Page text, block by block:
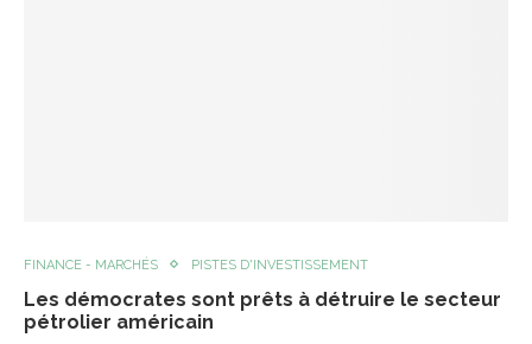
FINANCE - MARCHÉS PISTES D'INVESTISSEMENT
Les démocrates sont prêts à détruire le secteur
pétrolier américain